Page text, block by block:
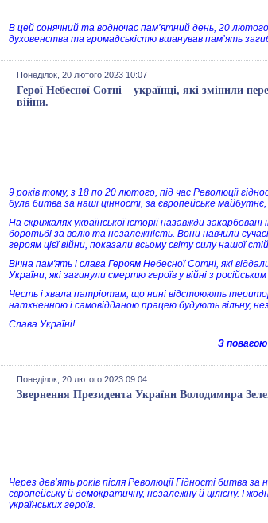
В цей сонячний та водночас пам’ятний день, 20
духовенства та громадськістю вшанував пам’ять
Понеділок, 20 лютого 2023 10:07
Герої Небесної Сотні – українці, які змінили
війни.
9 років тому, з 18 по 20 лютого, під час Революції
була битва за наші цінності, за європейське майбутнє,
На скрижалях української історії назавжди
боротьбі за волю та незалежність. Вони навчили
героям цієї війни, показали всьому світу силу нашої
Вічна пам'ять і слава Героям Небесної Сотні, які
України, які загинули смертю героїв у війні з
Честь і хвала патріотам, що нині відстоюють
натхненною і самовідданою працею будують вільну,
Слава Україні!
З повагою
Понеділок, 20 лютого 2023 09:04
Звернення Президента України Володимира
Через дев’ять років після Революції Гідності битва
європейську й демократичну, незалежну й цілісну. І
українських героїв.